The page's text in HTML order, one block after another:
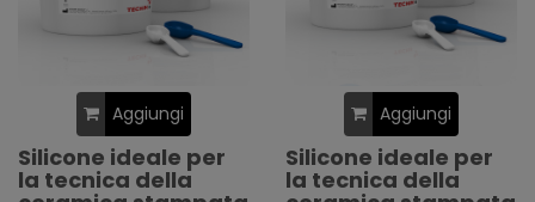
Aggiungi
Silicone ideale per
la tecnica della
Aggiungi
Silicone ideale per
la tecnica della